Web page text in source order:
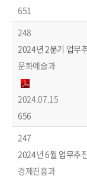
651
248
2024년 2분기 업무
문화예술과
2024.07.15
656
247
2024년 6월 업무추
경제진흥과